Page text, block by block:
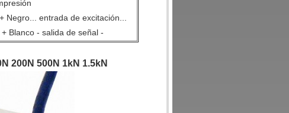
Negro... entrada de excitación...
Blanco - salida de señal -
200N 500N 1kN 1.5kN